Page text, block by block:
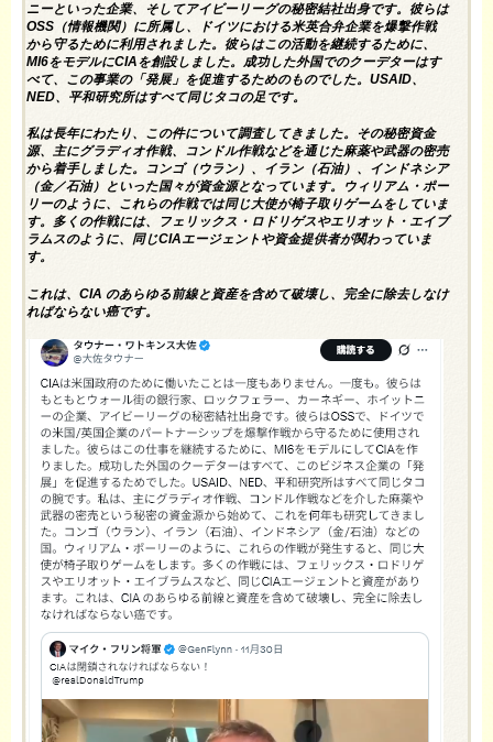
ニーといった企業、そしてアイビーリーグの秘密結社出身です。彼らは
OSS（情報機関）に所属し、ドイツにおける米英合弁企業を爆撃作戦
から守るために利用されました。彼らはこの活動を継続するために、
MI6をモデルにCIAを創設しました。成功した外国でのクーデターはす
べて、この事業の「発展」を促進するためのものでした。USAID、
NED、平和研究所はすべて同じタコの足です。
私は長年にわたり、この件について調査してきました。その秘密資金
源、主にグラディオ作戦、コンドル作戦などを通じた麻薬や武器の密売
から着手しました。コンゴ（ウラン）、イラン（石油）、インドネシア
（金／石油）といった国々が資金源となっています。ウィリアム・ポー
リーのように、これらの作戦では同じ大使が椅子取りゲームをしていま
す。多くの作戦には、フェリックス・ロドリゲスやエリオット・エイブ
ラムスのように、同じCIAエージェントや資金提供者が関わっていま
す。
これは、CIA のあらゆる前線と資産を含めて破壊し、完全に除去しなけ
ればならない癌です。